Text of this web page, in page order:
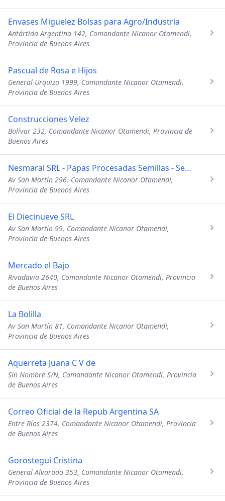
Envases Miguelez Bolsas para Agro/Industria
Antártida Argentina 142, Comandante Nicanor Otamendi,
Provincia de Buenos Aires
Pascual de Rosa e Hijos
General Urquiza 1999, Comandante Nicanor Otamendi,
Provincia de Buenos Aires
Construcciones Velez
Bolívar 232, Comandante Nicanor Otamendi, Provincia de
Buenos Aires
Nesmaral SRL - Papas Procesadas Semillas - Semillas Basicas
Av San Martín 296, Comandante Nicanor Otamendi,
Provincia de Buenos Aires
El Diecinueve SRL
Av San Martín 99, Comandante Nicanor Otamendi,
Provincia de Buenos Aires
Mercado el Bajo
Rivadavia 2640, Comandante Nicanor Otamendi, Provincia
de Buenos Aires
La Bolilla
Av San Martín 81, Comandante Nicanor Otamendi,
Provincia de Buenos Aires
Aquerreta Juana C V de
Sin Nombre S/N, Comandante Nicanor Otamendi, Provincia
de Buenos Aires
Correo Oficial de la Repub Argentina SA
Entre Ríos 2374, Comandante Nicanor Otamendi, Provincia
de Buenos Aires
Gorostegui Cristina
General Alvarado 353, Comandante Nicanor Otamendi,
Provincia de Buenos Aires